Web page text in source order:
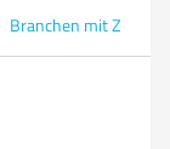
Branchen mit Z